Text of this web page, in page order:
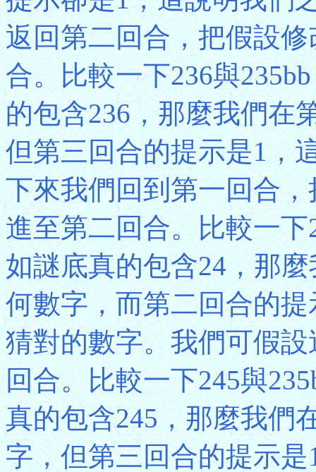
返回第二回合，把假設
合。比較一下236與
的包含236，那麼我們在
但第三回合的提示是1，
下來我們回到第一回合
進至第二回合。比較一
如謎底真的包含24，那
何數字，而第二回合的
猜對的數字。我們可假
回合。比較一下245與
真的包含245，那麼我們
字，但第三回合的提示